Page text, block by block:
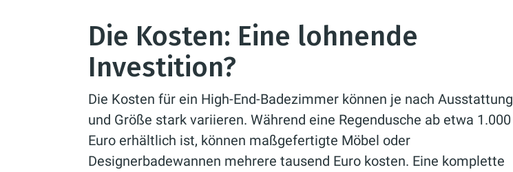
Die Kosten: Eine lohnende
Investition?
Die Kosten für ein High-End-Badezimmer können je nach Ausstattung
und Größe stark variieren. Während eine Regendusche ab etwa 1.000
Euro erhältlich ist, können maßgefertigte Möbel oder
Designerbadewannen mehrere tausend Euro kosten. Eine komplette